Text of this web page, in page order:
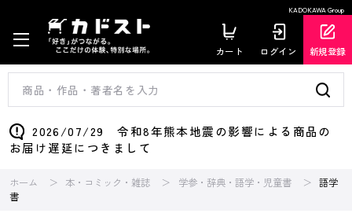
KADOKAWA Group
カート ログイン 新規登録
2026/07/29 令和8年熊本地震の影響による商品の
お届け遅延につきまして
ホーム 本・コミック・雑誌 学参・辞典・語学・児童書
語学
書